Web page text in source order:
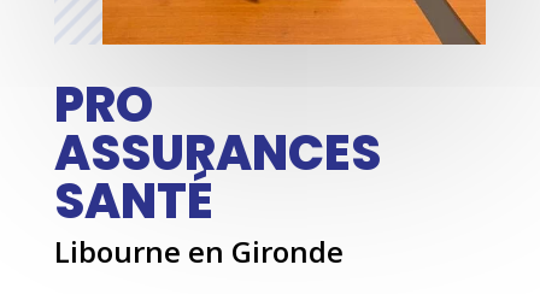
PRO
ASSURANCES
SANTÉ
Libourne en Gironde